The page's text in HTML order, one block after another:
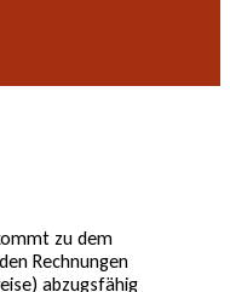
zu dem
Rechnungen
abzugsfähig